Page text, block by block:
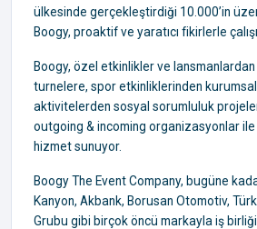
ülkesinde gerçekleştirdiği 10.000’in
Boogy, proaktif ve yaratıcı fikirlerle
Boogy, özel etkinlikler ve
turnelere, spor etkinliklerinden
aktivitelerden sosyal sorumluluk
outgoing & incoming organizasyonlar
hizmet sunuyor.
Boogy The Event Company, bugüne
Kanyon, Akbank, Borusan Otomotiv,
Grubu gibi birçok öncü markayla iş birliği